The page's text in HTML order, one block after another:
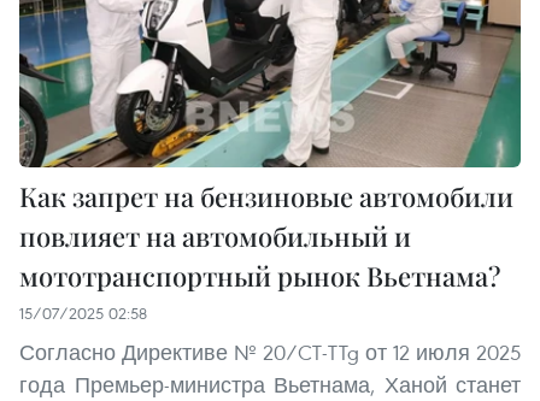
Как запрет на бензиновые автомобили
повлияет на автомобильный и
мототранспортный рынок Вьетнама?
15/07/2025 02:58
Согласно Директиве № 20/CT-TTg от 12 июля 2025
года Премьер-министра Вьетнама, Ханой станет